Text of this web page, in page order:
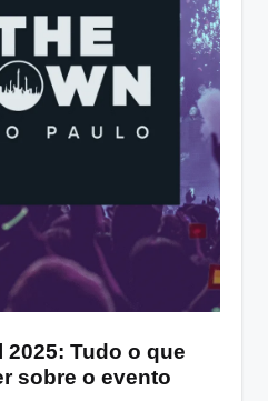
Tudo o que
sobre o evento